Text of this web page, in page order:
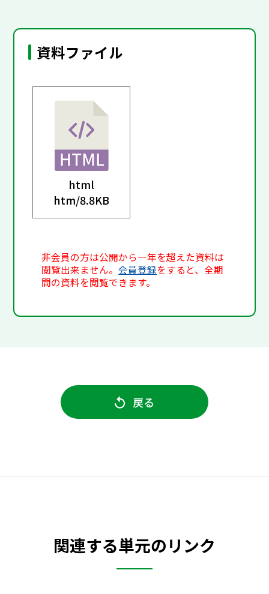
資料ファイル
html
htm/8.8KB
非会員の方は公開から一年を超えた資料は
閲覧出来ません。会員登録をすると、全期
間の資料を閲覧できます。
戻る
関連する単元のリンク